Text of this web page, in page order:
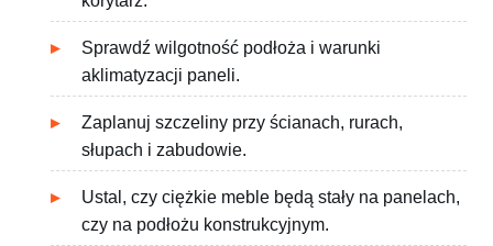
Sprawdź wilgotność podłoża i warunki
aklimatyzacji paneli.
Zaplanuj szczeliny przy ścianach, rurach,
słupach i zabudowie.
Ustal, czy ciężkie meble będą stały na panelach,
czy na podłożu konstrukcyjnym.